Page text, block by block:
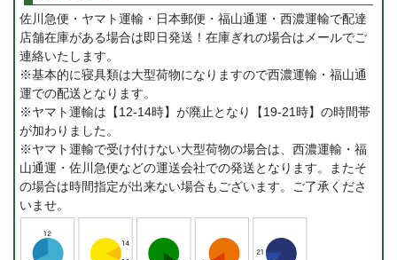
佐川急便・ヤマト運輸・日本郵便・福山通運・西濃運輸で配達
店舗在庫がある場合は即日発送！在庫ぎれの場合はメールでご
連絡いたします。
※基本的に寝具類は大型荷物になりますので西濃運輸・福山通
運での配送となります。
※ヤマト運輸は【12-14時】が廃止となり【19-21時】の時間帯
が加わりました。
※ヤマト運輸で受け付けない大型荷物の場合は、西濃運輸・福
山通運・佐川急便などの運送会社での発送となります。またそ
の場合は時間指定が出来ない場合もございます。ご了承くださ
いませ。